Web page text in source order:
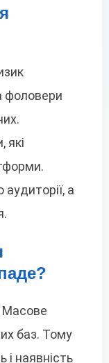
фоловери
які
а
Масове
баз. Тому
і наявність